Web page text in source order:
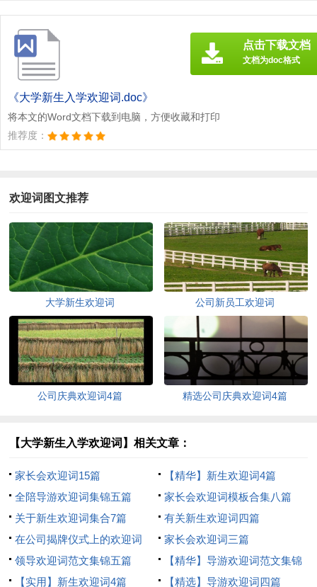
《大学新生入学欢迎词.doc》
将本文的Word文档下载到电脑，方便收藏和打印
推荐度：
点击下载文档
文档为doc格式
欢迎词图文推荐
大学新生欢迎词 公司新员工欢迎词
公司庆典欢迎词4篇 精选公司庆典欢迎词4篇
【大学新生入学欢迎词】相关文章：
家长会欢迎词15篇
【精华】新生欢迎词4篇
全陪导游欢迎词集锦五篇
家长会欢迎词模板合集八篇
关于新生欢迎词集合7篇
有关新生欢迎词四篇
在公司揭牌仪式上的欢迎词
家长会欢迎词三篇
领导欢迎词范文集锦五篇
【精华】导游欢迎词范文集锦
7篇
【实用】新生欢迎词4篇 【精选】导游欢迎词四篇